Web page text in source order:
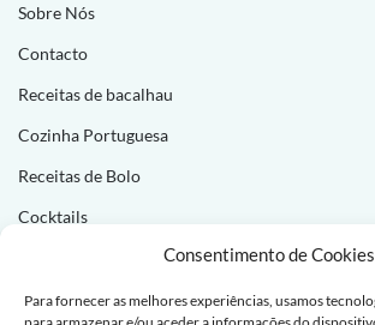
Consentimento de Cookies
Para fornecer as melhores experiências, usamos
Sobre Nós
Contacto
Receitas de bacalhau
Cozinha Portuguesa
Receitas de Bolo
Cocktails